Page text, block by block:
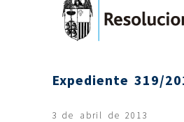
Expediente 319/
3 de abril de 2013